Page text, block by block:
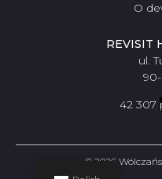
O
REVISIT
ul.
42 307
© 2026